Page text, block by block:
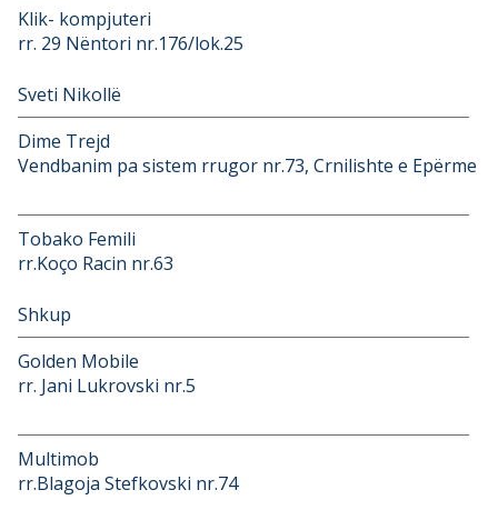
Klik- kompjuteri
rr. 29 Nëntori nr.176/lok.25
Sveti Nikollë
Dime Trejd
Vendbanim pa sistem rrugor nr.73, Crnilishte e Epërme
Tobako Femili
rr.Koço Racin nr.63
Shkup
Golden Mobile
rr. Jani Lukrovski nr.5
Multimob
rr.Blagoja Stefkovski nr.74